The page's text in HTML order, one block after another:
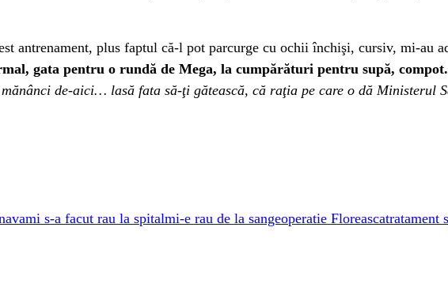
antrenament, plus faptul că-l pot parcurge cu ochii închişi, cursiv, mi-au
gata pentru o rundă de Mega, la cumpărături pentru supă, compot.
de-aici… lasă fata să-ţi gătească, că raţia pe care o dă Ministerul
mi s-a facut rau la spitalmi-e rau de la sangeoperatie Floreascatratament